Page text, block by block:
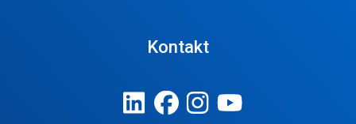
Kontakt